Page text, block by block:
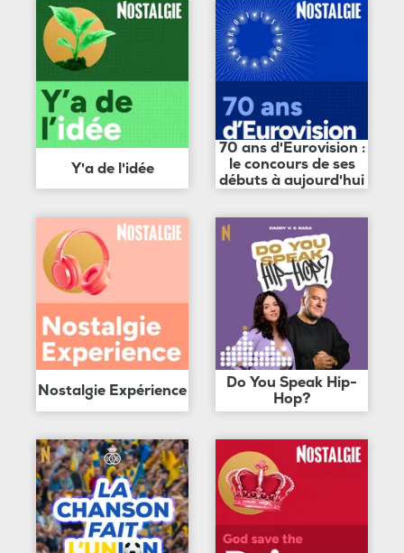
Y'a de l'idée
70 ans d'Eurovision :
le concours de ses
débuts à aujourd'hui
Nostalgie Expérience
Do You Speak Hip-
Hop?